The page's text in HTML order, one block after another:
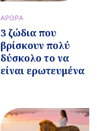
ΑΡΘΡΑ
3 ζώδια που
βρίσκουν πολύ
δύσκολο το να
είναι ερωτευμένα